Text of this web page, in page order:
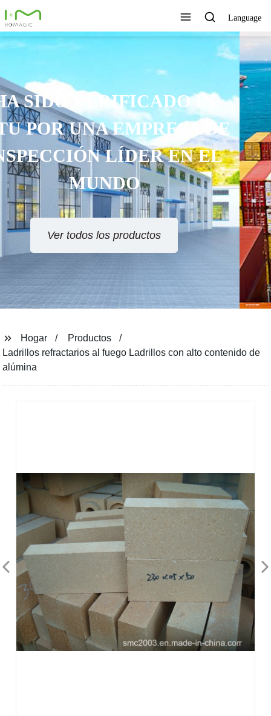
Language
TECNOLOGÍA ÚNICA,
EXCELENTE CALIDAD,
SERVICIO RÁPIDO
Ver todos los productos
Hogar
Productos
Ladrillos refractarios al fuego Ladrillos con alto contenido de
alúmina